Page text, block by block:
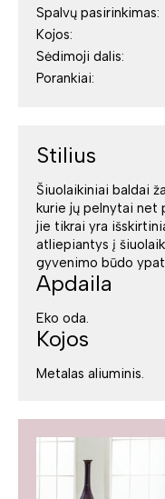
Spalvų pasirinkimas:
Kojos:
Sėdimoji dalis:
Porankiai:
Stilius
Šiuolaikiniai baldai
kurie jų pelnytai net
jie tikrai yra
atliepiantys į
gyvenimo būdo
Apdaila
Eko oda.
Kojos
Metalas aliuminis.